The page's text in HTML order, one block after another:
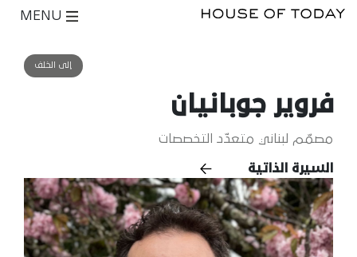
إلى الخلف
فروير جوبانيان
مصمّم لبناني متعدّد التخصصات
السيرة الذاتية